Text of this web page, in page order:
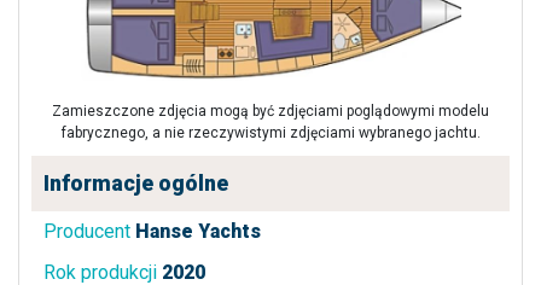
Zamieszczone zdjęcia mogą być zdjęciami poglądowymi modelu
fabrycznego, a nie rzeczywistymi zdjęciami wybranego jachtu.
Informacje ogólne
Producent Hanse Yachts
Rok produkcji 2020